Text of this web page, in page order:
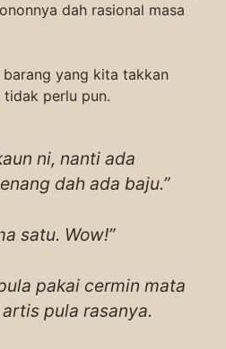
dah rasional masa
yang kita takkan
perlu pun.
ni, nanti ada
dah ada baju.”
satu. Wow!”
pakai cermin mata
pula rasanya.